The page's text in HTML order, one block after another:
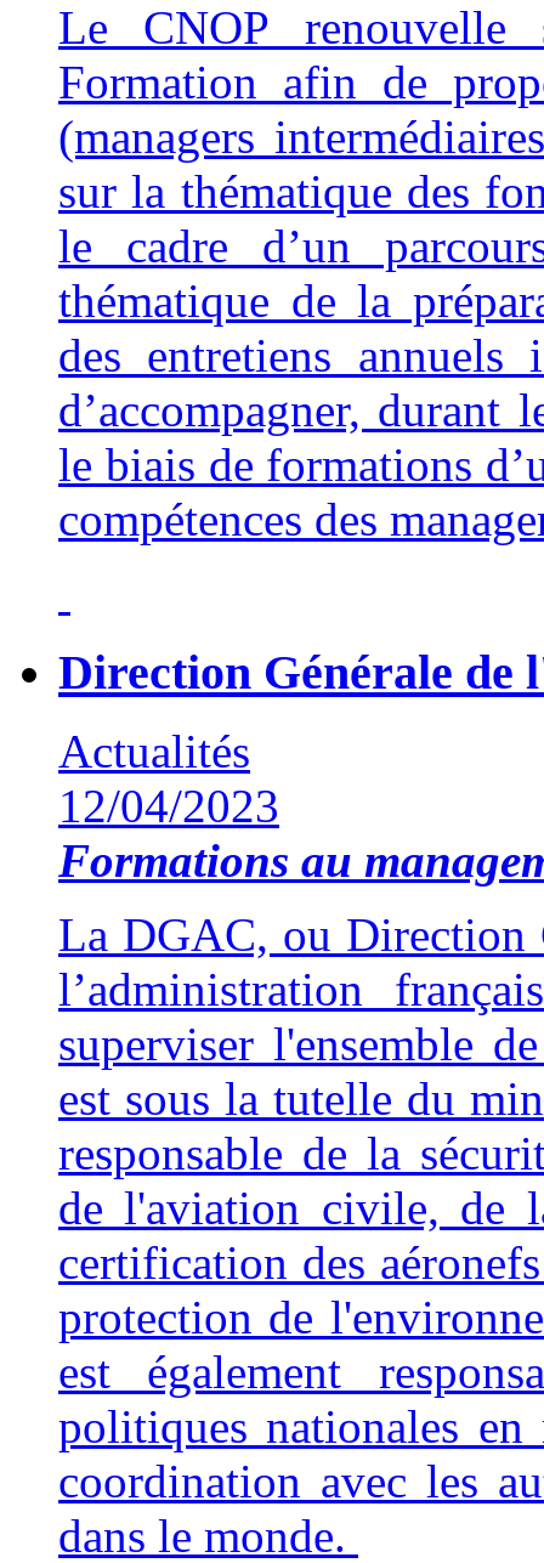
Le CNOP renouvelle
Formation afin de
(managers
sur la thématique des
le cadre d’un
thématique de la
des entretiens annuels
d’accompagner, durant
le biais de formations
compétences des
Direction Générale de
Actualités
12/04/2023
Formations au
La DGAC, ou Direction
l’administration
superviser l'ensemble
est sous la tutelle du
responsable de la
de l'aviation civile, de
certification des
protection de
est également
politiques nationales
coordination avec les
dans le monde.